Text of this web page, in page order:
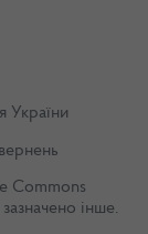
України
Commons
інше.